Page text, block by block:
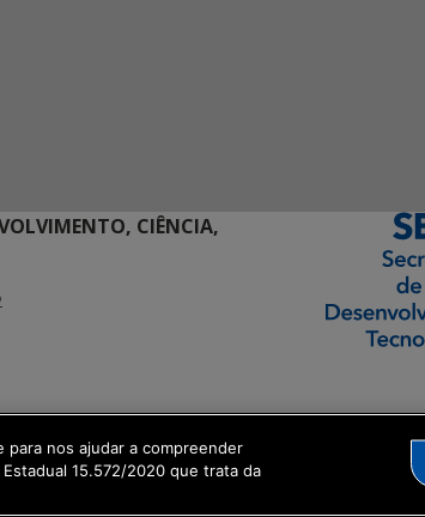
CIÊNCIA,
nos ajudar a compreender
15.572/2020 que trata da